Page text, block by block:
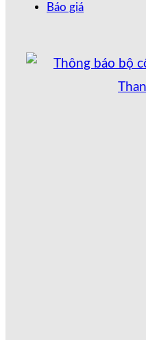
Báo giá